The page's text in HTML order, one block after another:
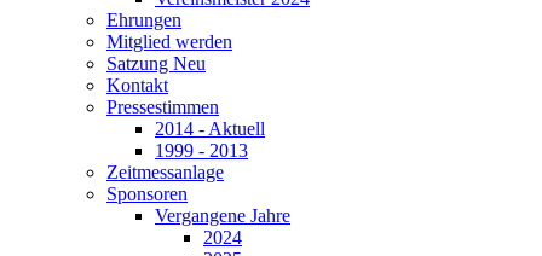
Ehrungen
Mitglied werden
Satzung Neu
Kontakt
Pressestimmen
2014 - Aktuell
1999 - 2013
Zeitmessanlage
Sponsoren
Vergangene Jahre
2024